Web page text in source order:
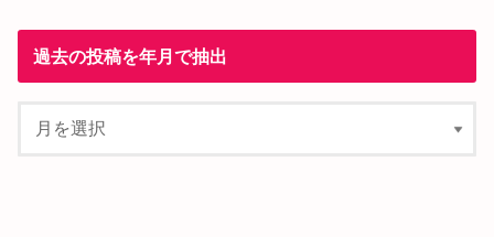
過去の投稿を年月で抽出